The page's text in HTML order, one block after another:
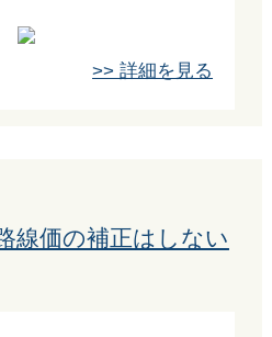
>> 詳細を見る
線価の補正はしない